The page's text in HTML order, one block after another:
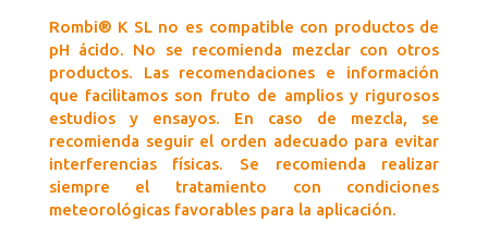
Rombi® K SL no es compatible con productos de
pH ácido. No se recomienda mezclar con otros
productos. Las recomendaciones e información
que facilitamos son fruto de amplios y rigurosos
estudios y ensayos. En caso de mezcla, se
recomienda seguir el orden adecuado para evitar
interferencias físicas. Se recomienda realizar
siempre el tratamiento con condiciones
meteorológicas favorables para la aplicación.